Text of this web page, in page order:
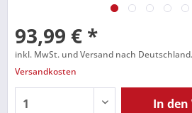
93,99 € *
inkl. MwSt. und Versand nach
Versandkosten
In den